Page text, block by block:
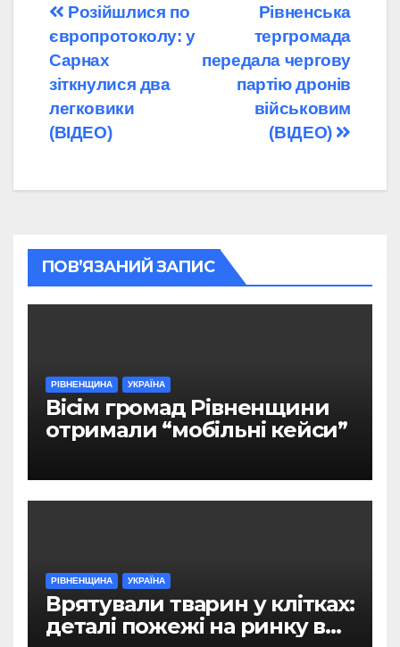
Навігація
записів
Рівненська
тергромада
передала чергову
партію дронів
військовим
(ВІДЕО)
Розійшлися по
європротоколу: у
Сарнах
зіткнулися два
легковики
(ВІДЕО)
ПОВ’ЯЗАНИЙ ЗАПИС
РІВНЕНЩИНА УКРАЇНА
Вісім громад Рівненщини
отримали “мобільні кейси”
РІВНЕНЩИНА УКРАЇНА
Врятували тварин у клітках:
деталі пожежі на ринку в